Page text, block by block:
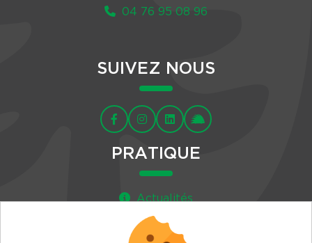
04 76 95 08 96
SUIVEZ NOUS
PRATIQUE
Actualités
Agenda